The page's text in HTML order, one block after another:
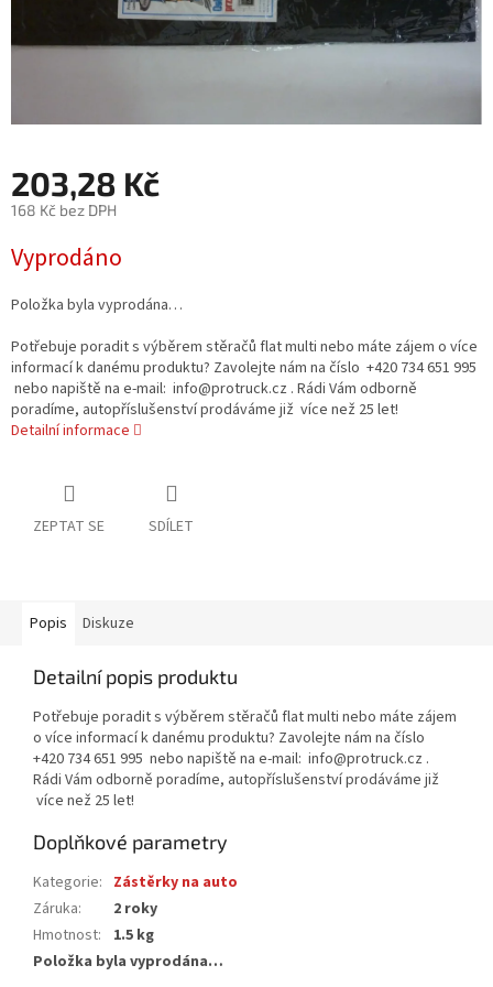
203,28 Kč
168 Kč bez DPH
cena:
Vyprodáno
Položka byla vyprodána…
Potřebuje poradit s výběrem stěračů flat multi nebo máte zájem o více
informací k danému produktu? Zavolejte nám na číslo +420 734 651 995
nebo napiště na e-mail: info@protruck.cz . Rádi Vám odborně
poradíme, autopříslušenství prodáváme již více než 25 let!
Detailní informace
ZEPTAT SE SDÍLET
Popis Diskuze
Detailní popis produktu
Potřebuje poradit s výběrem stěračů flat multi nebo máte zájem
o více informací k danému produktu? Zavolejte nám na číslo
+420 734 651 995 nebo napiště na e-mail: info@protruck.cz .
Rádi Vám odborně poradíme, autopříslušenství prodáváme již
více než 25 let!
Doplňkové parametry
Kategorie: Zástěrky na auto
Záruka:
2 roky
Hmotnost:
1.5 kg
Položka byla vyprodána…